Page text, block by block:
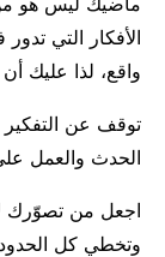
الأفكار التي
واقع، لذا عليك أن
توقف عن
الحدث والعمل
اجعل من تصوّرك
وتخطي كل